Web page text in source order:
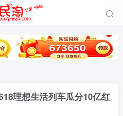
理想生活列车瓜分10亿红